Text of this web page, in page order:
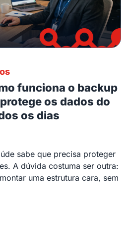
funciona o backup
os dados do
os dias
sabe que precisa proteger
A dúvida costuma ser outra:
uma estrutura cara, sem